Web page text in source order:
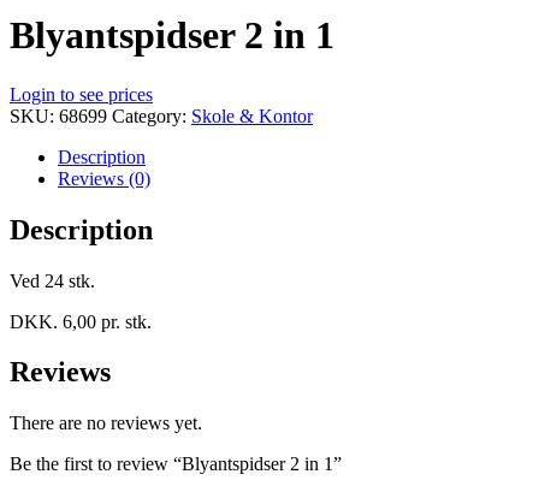
Blyantspidser 2 in 1
Login to see prices
SKU: 68699 Category: Skole & Kontor
Description
Reviews (0)
Description
Ved 24 stk.
DKK. 6,00 pr. stk.
Reviews
There are no reviews yet.
Be the first to review “Blyantspidser 2 in 1”